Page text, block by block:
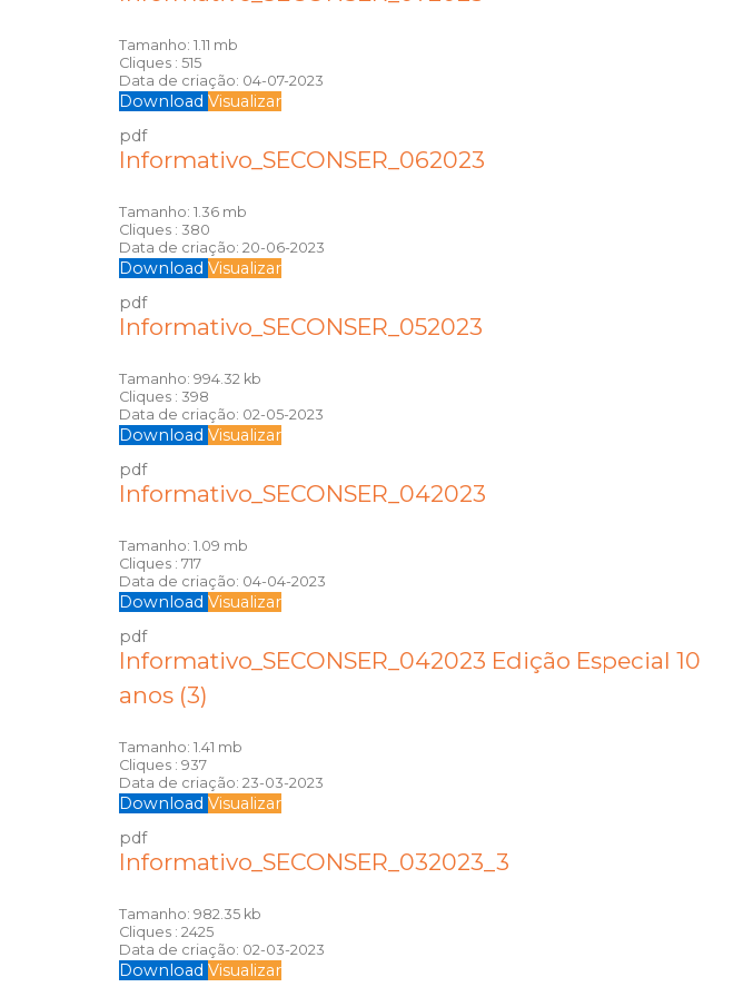
Tamanho: 1.11 mb
Cliques : 515
Data de criação: 04-07-2023
Download Visualizar
pdf
Informativo_SECONSER_062023
Tamanho: 1.36 mb
Cliques : 380
Data de criação: 20-06-2023
Download Visualizar
pdf
Informativo_SECONSER_052023
Tamanho: 994.32 kb
Cliques : 398
Data de criação: 02-05-2023
Download Visualizar
pdf
Informativo_SECONSER_042023
Tamanho: 1.09 mb
Cliques : 717
Data de criação: 04-04-2023
Download Visualizar
pdf
Informativo_SECONSER_042023 Edição Especial 10
anos (3)
Tamanho: 1.41 mb
Cliques : 937
Data de criação: 23-03-2023
Download Visualizar
pdf
Informativo_SECONSER_032023_3
Tamanho: 982.35 kb
Cliques : 2425
Data de criação: 02-03-2023
Download Visualizar